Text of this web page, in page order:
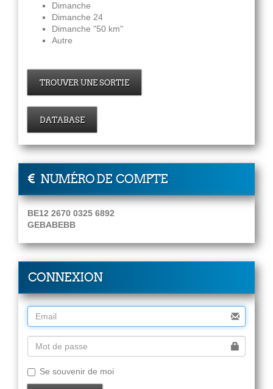
Dimanche
Dimanche 24
Dimanche "50 km"
Autre
TROUVER UNE SORTIE
DATABASE
NUMÉRO DE COMPTE
BE12 2670 0325 6892
GEBABEBB
CONNEXION
Se souvenir de moi